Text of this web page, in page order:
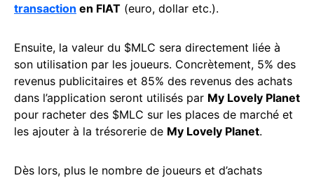
transaction en FIAT (euro, dollar etc.).
Ensuite, la valeur du $MLC sera directement liée à
son utilisation par les joueurs. Concrètement, 5% des
revenus publicitaires et 85% des revenus des achats
dans l’application seront utilisés par My Lovely Planet
pour racheter des $MLC sur les places de marché et
les ajouter à la trésorerie de My Lovely Planet.
Dès lors, plus le nombre de joueurs et d’achats